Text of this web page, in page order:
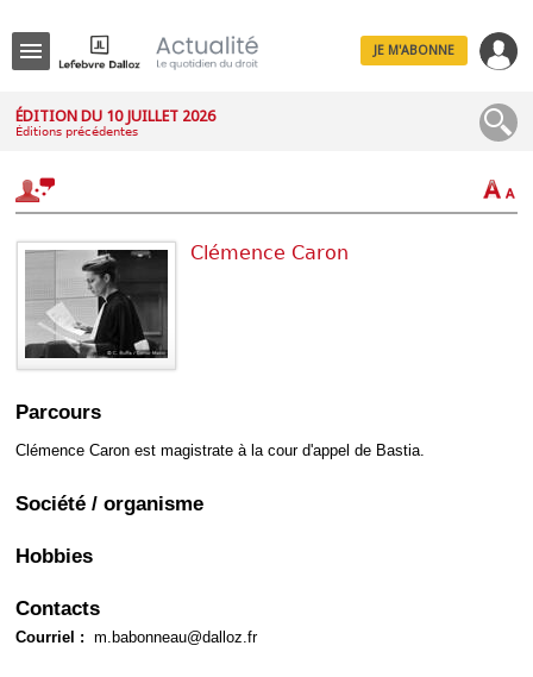
JE M'ABONNE
ÉDITION DU 10 JUILLET 2026
Éditions précédentes
Clémence Caron
Parcours
Clémence Caron est magistrate à la cour d'appel de Bastia.
Société / organisme
Hobbies
Contacts
Courriel : m.babonneau@dalloz.fr